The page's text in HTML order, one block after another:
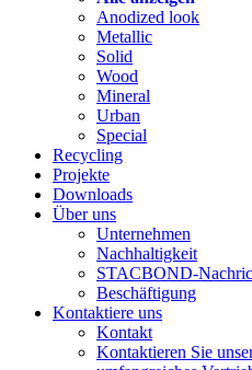
Anodized look
Metallic
Solid
Wood
Mineral
Urban
Special
Recycling
Projekte
Downloads
Über uns
Unternehmen
Nachhaltigkeit
STACBOND-
Beschäftigung
Kontaktiere uns
Kontakt
Kontaktieren Sie